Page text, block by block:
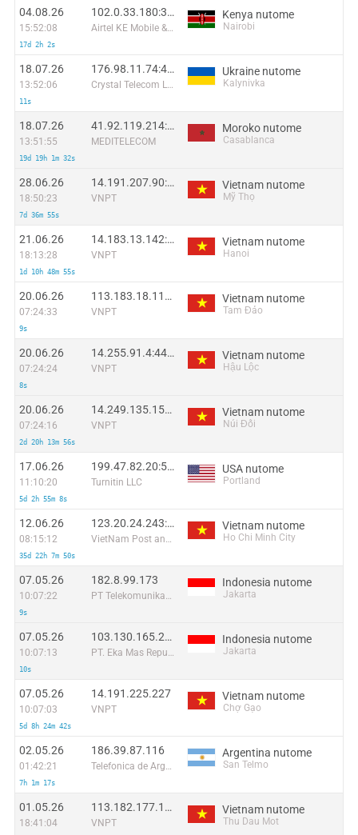
04.08.26
15:52:08
17d 2h 2s
102.0.33.180:35034
Airtel KE Mobile & Fixed Internet
Kenya nutome
Nairobi
18.07.26
13:52:06
11s
176.98.11.74:47478
Crystal Telecom Ltd
Ukraine nutome
Kalynivka
18.07.26
13:51:55
19d 19h 1m 32s
41.92.119.214:56063
MEDITELECOM
Moroko nutome
Casablanca
28.06.26
18:50:23
7d 36m 55s
14.191.207.90:26615
VNPT
Vietnam nutome
Mỹ Thọ
21.06.26
18:13:28
1d 10h 48m 55s
14.183.13.142:41331
VNPT
Vietnam nutome
Hanoi
20.06.26
07:24:33
9s
113.183.18.113:51515
VNPT
Vietnam nutome
Tam Đảo
20.06.26
07:24:24
8s
14.255.91.4:44070
VNPT
Vietnam nutome
Hậu Lộc
20.06.26
07:24:16
2d 20h 13m 56s
14.249.135.157:40611
VNPT
Vietnam nutome
Núi Đối
17.06.26
11:10:20
5d 2h 55m 8s
199.47.82.20:51374
Turnitin LLC
USA nutome
Portland
12.06.26
08:15:12
35d 22h 7m 50s
123.20.24.243:39001
VietNam Post and Telecom Corporation
Vietnam nutome
Ho Chi Minh City
07.05.26
10:07:22
9s
182.8.99.173
PT Telekomunikasi Selular Indonesia
Indonesia nutome
Jakarta
07.05.26
10:07:13
10s
103.130.165.249
PT. Eka Mas Republik
Indonesia nutome
Jakarta
07.05.26
10:07:03
5d 8h 24m 42s
14.191.225.227
VNPT
Vietnam nutome
Chợ Gạo
02.05.26
01:42:21
7h 1m 17s
186.39.87.116
Telefonica de Argentina
Argentina nutome
San Telmo
01.05.26
18:41:04
113.182.177.130
VNPT
Vietnam nutome
Thu Dau Mot